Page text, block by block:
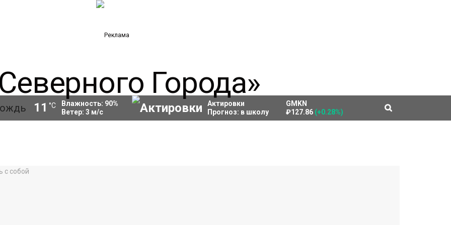
11 °C Влажность: 90%
Ветер: 3 м/с
Актировки
Прогноз: в школу
GMKN
₽127.86 (+0.28%)